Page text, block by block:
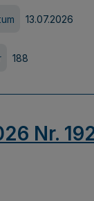
13.07.2026
188
Nr.